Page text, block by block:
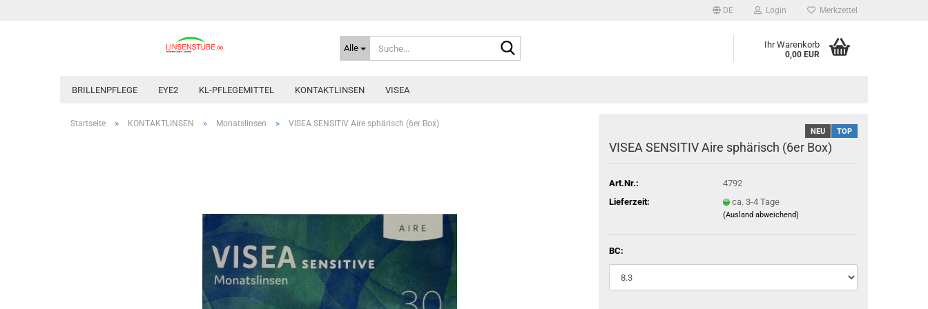
DE Login Merkzettel
Alle Ihr Warenkorb
0,00 EUR
BRILLENPFLEGE EYE2 KL-PFLEGEMITTEL KONTAKTLINSEN VISEA
Startseite » KONTAKTLINSEN » Monatslinsen » VISEA SENSITIV Aire sphärisch (6er Box)
NEU TOP
VISEA SENSITIV Aire sphärisch (6er Box)
Art.Nr.:
4792
Lieferzeit:
ca. 3-4 Tage
(Ausland abweichend)
BC: